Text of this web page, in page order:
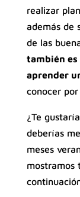
realizar
además de
de las
también es
aprender
conocer
¿Te
deberías
meses
mostramos